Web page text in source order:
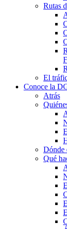
Rutas
El
Conoce la
Atrás
Dónde
Qué